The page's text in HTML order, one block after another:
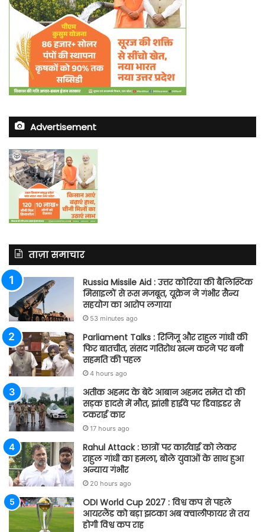
Advertisement
ताज़ा समाचार
Russia Missile Aid : उत्तर कोरिया की बैलिस्टिक
मिसाइलों से रूस मजबूत, यूक्रेन ने गंभीर सैन्य
सहयोग का आरोप लगाया
53 minutes ago
Parliament Talks : रिजिजू और राहुल गांधी की
फिर बातचीत, संसद गतिरोध खत्म करने पर बनी
सहमति की पहल
4 hours ago
अतीक अहमद के बेटे आबान अहमद समेत दो की
सड़क हादसे में मौत, झांसी हाईवे पर डिवाइडर से
टकराई कार
17 hours ago
Rahul Attack : छात्रों पर कार्रवाई को लेकर
राहुल गांधी का हमला, बोले युवाओं के साथ हुआ
अन्याय गंभीर
20 hours ago
ODI World Cup 2027 : विश्व कप से पहले
आयरलैंड को बड़ा झटका अब क्वालीफायर से तय
होगी विश्व कप राह